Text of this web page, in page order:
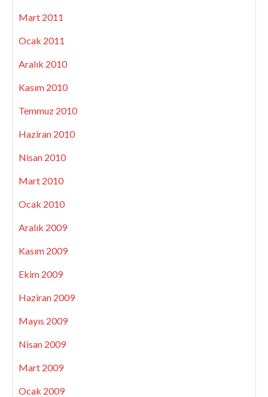
Mart 2011
Ocak 2011
Aralık 2010
Kasım 2010
Temmuz 2010
Haziran 2010
Nisan 2010
Mart 2010
Ocak 2010
Aralık 2009
Kasım 2009
Ekim 2009
Haziran 2009
Mayıs 2009
Nisan 2009
Mart 2009
Ocak 2009